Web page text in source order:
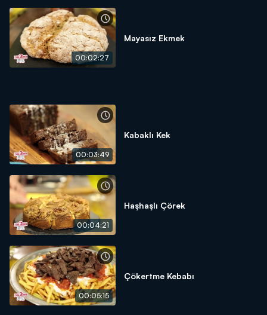
00:02:27
Mayasız Ekmek
00:03:49
Kabaklı Kek
00:04:21
Haşhaşlı Çörek
00:05:15
Çökertme Kebabı